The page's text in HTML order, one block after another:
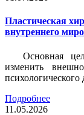
Пластическая
внутреннего
Основная
изменить
психологического
Подробнее
11.05.2026